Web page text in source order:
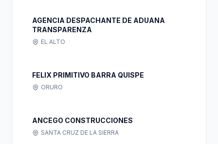
AGENCIA DESPACHANTE DE ADUANA
TRANSPARENZA
EL ALTO
FELIX PRIMITIVO BARRA QUISPE
ORURO
ANCEGO CONSTRUCCIONES
SANTA CRUZ DE LA SIERRA